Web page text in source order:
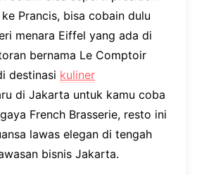
Prancis, bisa cobain dulu
menara Eiffel yang ada di
bernama Le Comptoir
destinasi kuliner
di Jakarta untuk kamu coba
French Brasserie, resto ini
lawas elegan di tengah
bisnis Jakarta.